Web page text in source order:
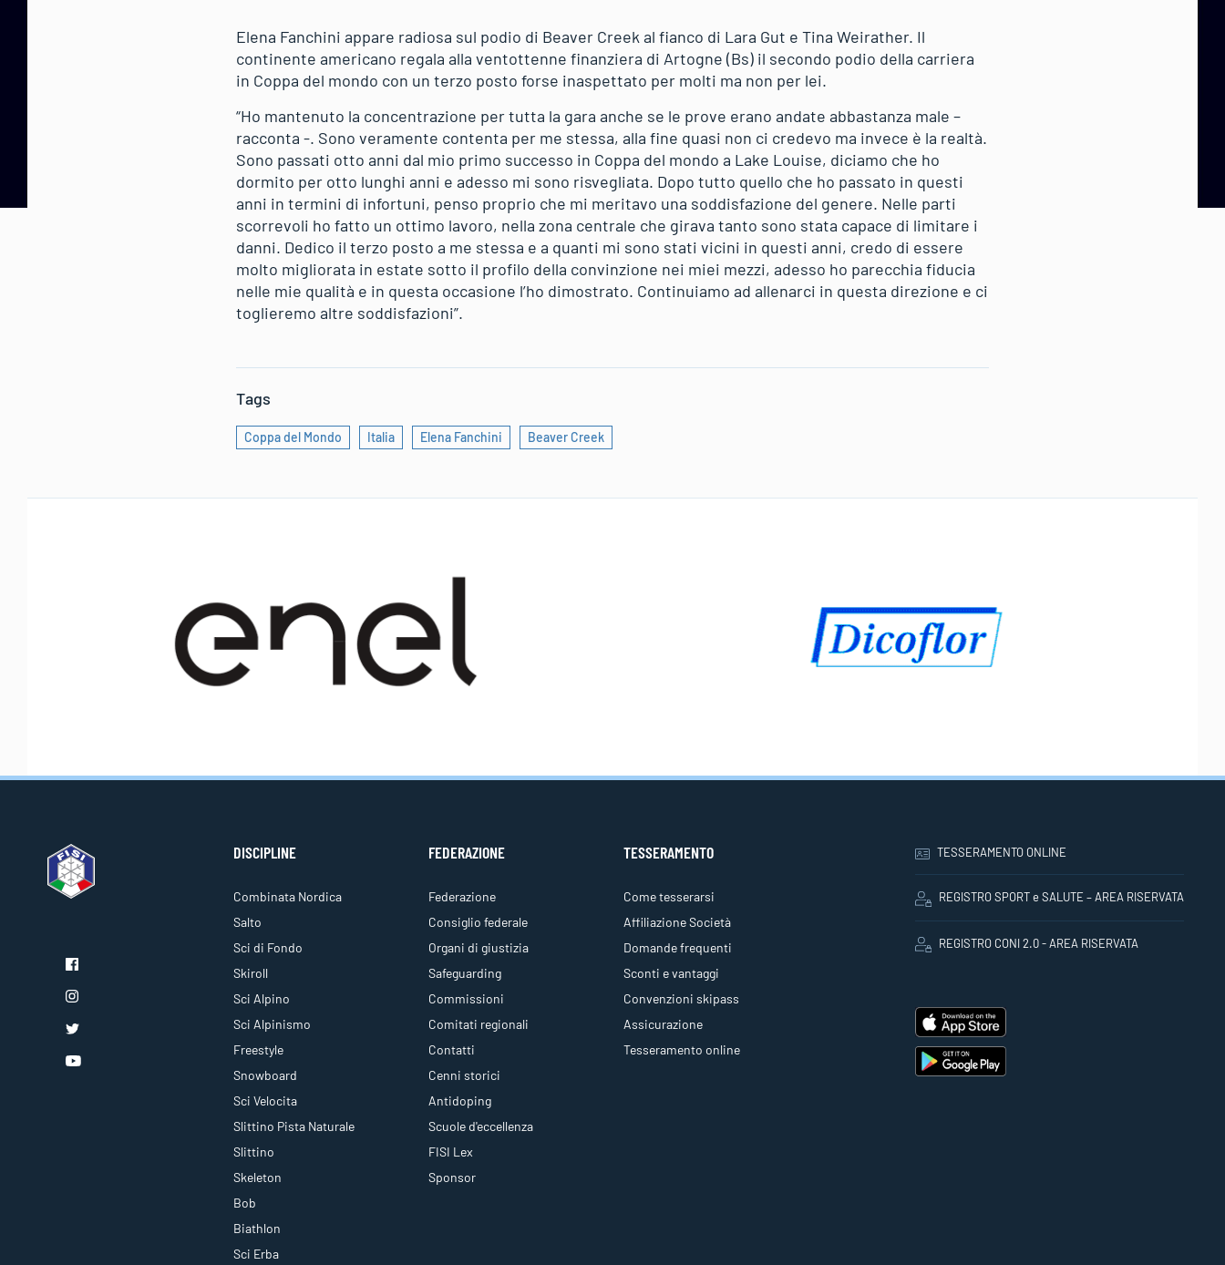
Elena Fanchini appare radiosa sul podio di Beaver Creek al fianco di Lara Gut e Tina Weirather. Il
continente americano regala alla ventottenne finanziera di Artogne (Bs) il secondo podio della carriera
in Coppa del mondo con un terzo posto forse inaspettato per molti ma non per lei.
“Ho mantenuto la concentrazione per tutta la gara anche se le prove erano andate abbastanza male –
racconta -. Sono veramente contenta per me stessa, alla fine quasi non ci credevo ma invece è la realtà.
Sono passati otto anni dal mio primo successo in Coppa del mondo a Lake Louise, diciamo che ho
dormito per otto lunghi anni e adesso mi sono risvegliata. Dopo tutto quello che ho passato in questi
anni in termini di infortuni, penso proprio che mi meritavo una soddisfazione del genere. Nelle parti
scorrevoli ho fatto un ottimo lavoro, nella zona centrale che girava tanto sono stata capace di limitare i
danni. Dedico il terzo posto a me stessa e a quanti mi sono stati vicini in questi anni, credo di essere
molto migliorata in estate sotto il profilo della convinzione nei miei mezzi, adesso ho parecchia fiducia
nelle mie qualità e in questa occasione l’ho dimostrato. Continuiamo ad allenarci in questa direzione e ci
toglieremo altre soddisfazioni”.
Tags
Coppa del Mondo Italia Elena Fanchini Beaver Creek
DISCIPLINE
Combinata Nordica
Salto
Sci di Fondo
Skiroll
Sci Alpino
Sci Alpinismo
Freestyle
Snowboard
Sci Velocita
Slittino Pista Naturale
Slittino
Skeleton
Bob
Biathlon
Sci Erba
FEDERAZIONE
Federazione
Consiglio federale
Organi di giustizia
Safeguarding
Commissioni
Comitati regionali
Contatti
Cenni storici
Antidoping
Scuole d'eccellenza
FISI Lex
Sponsor
TESSERAMENTO
Come tesserarsi
Affiliazione Società
Domande frequenti
Sconti e vantaggi
Convenzioni skipass
Assicurazione
Tesseramento online
TESSERAMENTO ONLINE
REGISTRO SPORT e SALUTE – AREA RISERVATA
REGISTRO CONI 2.0 - AREA RISERVATA